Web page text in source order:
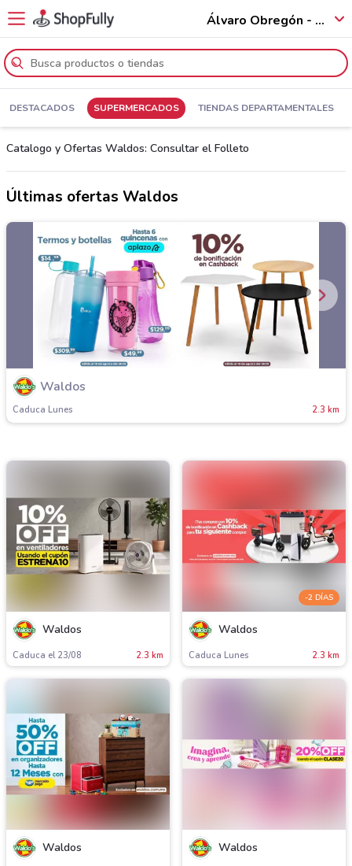
Álvaro Obregón - 01520
DESTACADOS SUPERMERCADOS TIENDAS DEPARTAMENTALES
Catalogo y Ofertas Waldos: Consultar el Folleto
Últimas ofertas Waldos
Waldos
Caduca Lunes 2.3 km
Waldos
Caduca el 23/08 2.3 km
-2 DÍAS
Waldos
Caduca Lunes 2.3 km
Waldos Waldos